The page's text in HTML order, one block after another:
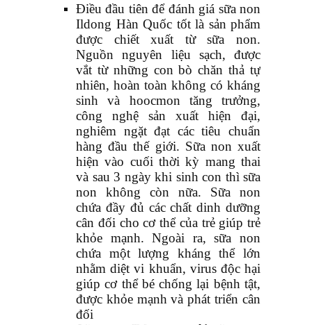
Điều đầu tiên để đánh giá sữa non
Ildong Hàn Quốc tốt là sản phẩm
được chiết xuất từ sữa non.
Nguồn nguyên liệu sạch, được
vắt từ những con bò chăn thả tự
nhiên, hoàn toàn không có kháng
sinh và hoocmon tăng trưởng,
công nghệ sản xuất hiện đại,
nghiêm ngặt đạt các tiêu chuẩn
hàng đầu thế giới. Sữa non xuất
hiện vào cuối thời kỳ mang thai
và sau 3 ngày khi sinh con thì sữa
non không còn nữa. Sữa non
chứa đầy đủ các chất dinh dưỡng
cân đối cho cơ thể của trẻ giúp trẻ
khỏe mạnh. Ngoài ra, sữa non
chứa một lượng kháng thể lớn
nhằm diệt vi khuẩn, virus độc hại
giúp cơ thể bé chống lại bệnh tật,
được khỏe mạnh và phát triển cân
đối